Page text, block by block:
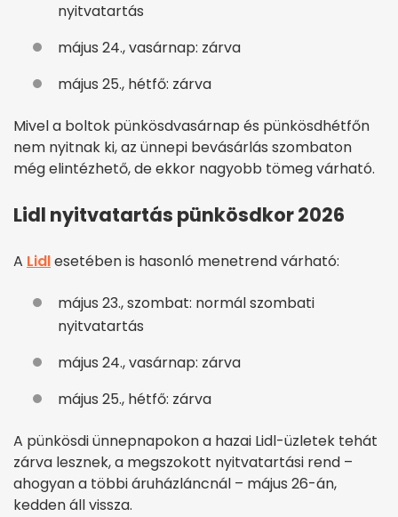
nyitvatartás
május 24., vasárnap: zárva
május 25., hétfő: zárva
Mivel a boltok pünkösdvasárnap és pünkösdhétfőn
nem nyitnak ki, az ünnepi bevásárlás szombaton
még elintézhető, de ekkor nagyobb tömeg várható.
Lidl nyitvatartás pünkösdkor 2026
A Lidlesetében is hasonló menetrend várható:
május 23., szombat: normál szombati
nyitvatartás
május 24., vasárnap: zárva
május 25., hétfő: zárva
A pünkösdi ünnepnapokon a hazai Lidl-üzletek tehát
zárva lesznek, a megszokott nyitvatartási rend –
ahogyan a többi áruházláncnál – május 26-án,
kedden áll vissza.